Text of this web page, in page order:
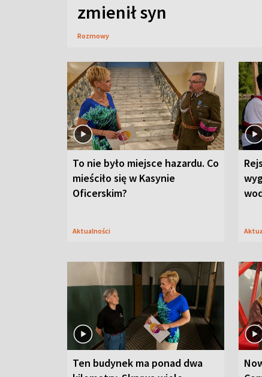
zmienił syn
Rozmowy
To nie było miejsce hazardu. Co
mieściło się w Kasynie
Oficerskim?
Aktualności
Ten budynek ma ponad dwa